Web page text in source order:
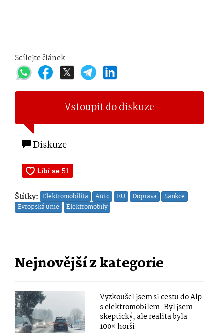
Sdílejte článek
Vstoupit do diskuze
Diskuze
Štítky: Elektromobilita Auto EU Doprava
Sankce
Evropská unie
Elektromobily
Nejnovější z kategorie
Vyzkoušel jsem si cestu do Alp
s elektromobilem. Byl jsem
skeptický, ale realita byla
100× horší